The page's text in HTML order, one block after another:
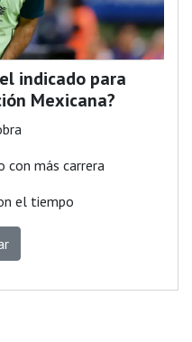
indicado para
Mexicana?
con más carrera
el tiempo